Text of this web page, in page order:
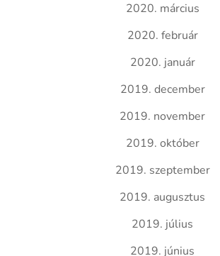
2020. március
2020. február
2020. január
2019. december
2019. november
2019. október
2019. szeptember
2019. augusztus
2019. július
2019. június